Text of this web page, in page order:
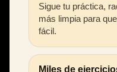
Sigue tu práctica,
más limpia para
fácil.
Miles de